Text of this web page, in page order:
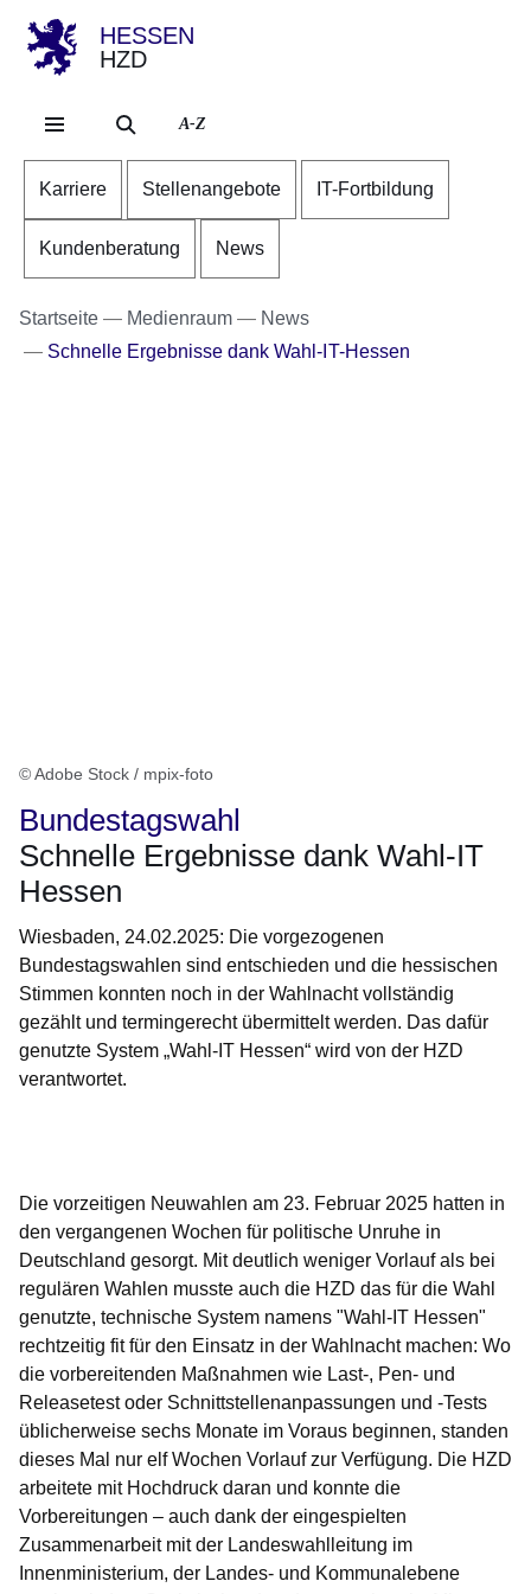
HESSEN
HZD
A-Z
Karriere Stellenangebote IT-Fortbildung
Kundenberatung News
Startseite Medienraum
News
Schnelle Ergebnisse dank Wahl-IT-Hessen
© Adobe Stock / mpix-foto
Bundestagswahl
Schnelle Ergebnisse dank Wahl-IT
Hessen
Wiesbaden, 24.02.2025: Die vorgezogenen
Bundestagswahlen sind entschieden und die hessischen
Stimmen konnten noch in der Wahlnacht vollständig
gezählt und termingerecht übermittelt werden. Das dafür
genutzte System „Wahl-IT Hessen“ wird von der HZD
verantwortet.
Die vorzeitigen Neuwahlen am 23. Februar 2025 hatten in
den vergangenen Wochen für politische Unruhe in
Deutschland gesorgt. Mit deutlich weniger Vorlauf als bei
regulären Wahlen musste auch die HZD das für die Wahl
genutzte, technische System namens "Wahl-IT Hessen"
rechtzeitig fit für den Einsatz in der Wahlnacht machen: Wo
die vorbereitenden Maßnahmen wie Last-, Pen- und
Releasetest oder Schnittstellenanpassungen und -Tests
üblicherweise sechs Monate im Voraus beginnen, standen
dieses Mal nur elf Wochen Vorlauf zur Verfügung. Die HZD
arbeitete mit Hochdruck daran und konnte die
Vorbereitungen – auch dank der eingespielten
Zusammenarbeit mit der Landeswahlleitung im
Innenministerium, der Landes- und Kommunalebene